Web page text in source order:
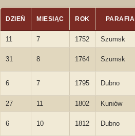
DZIEŃ MIESIĄC ROK PARAFIA
11 7 1752 Szumsk
31 8 1764 Szumsk
6 7 1795 Dubno
27 11 1802 Kuniów
6 10 1812 Dubno